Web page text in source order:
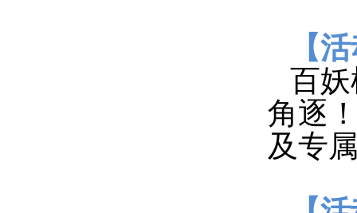
【
百
角逐
及专